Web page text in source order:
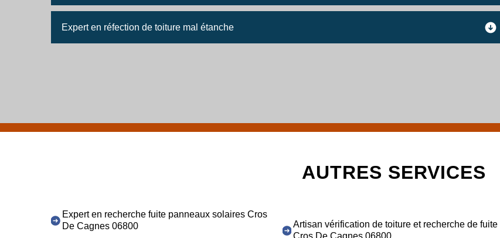
Expert en réfection de toiture mal étanche
AUTRES SERVICES
Expert en recherche fuite panneaux solaires Cros
De Cagnes 06800
Artisan vérification de toiture et recherche de fuite